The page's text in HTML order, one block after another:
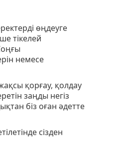
өңдеуге
тікелей
немесе
қорғау, қолдау
заңды негіз
біз оған әдетте
сізден